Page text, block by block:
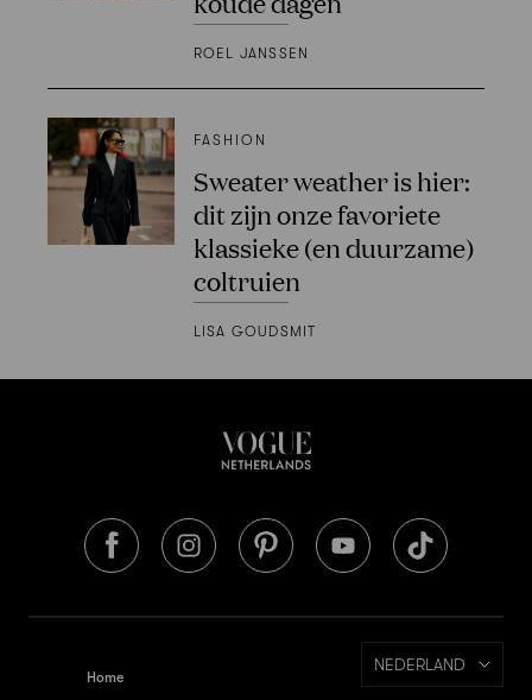
ROEL JANSSEN
FASHION
Sweater weather is hier:
dit zijn onze favoriete
klassieke (en duurzame)
coltruien
LISA GOUDSMIT
Home
NEDERLAND